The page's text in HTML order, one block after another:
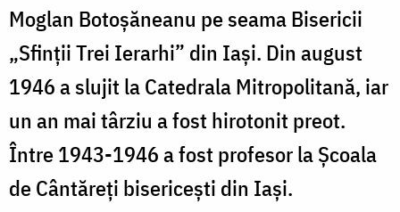
Moglan Botoșăneanu pe seama Bisericii
„Sfinții Trei Ierarhi” din Iași. Din august
1946 a slujit la Catedrala Mitropolitană, iar
un an mai târziu a fost hirotonit preot.
Între 1943-1946 a fost profesor la Școala
de Cântăreți bisericești din Iași.